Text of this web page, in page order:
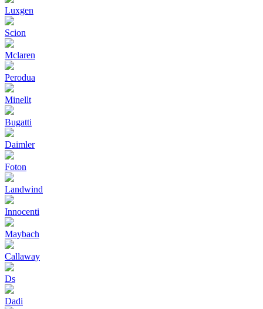
Luxgen
Scion
Mclaren
Perodua
Minellt
Bugatti
Daimler
Foton
Landwind
Innocenti
Maybach
Callaway
Ds
Dadi